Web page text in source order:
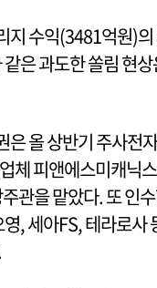
지 수익(3481억원)
은 과도한 쏠림 현
은 올 상반기 주사전
체 피앤에스미캐닉
관을 맡았다. 또 인
, 세아FS, 테라로사